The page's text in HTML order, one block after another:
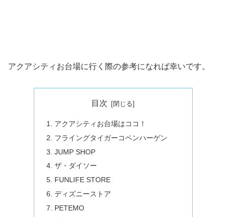
アクアシティお台場に行く際の参考になれば幸いです。
目次
アクアシティお台場はココ！
フライングタイガーコペンハーゲン
JUMP SHOP
ザ・ダイソー
FUNLIFE STORE
ディズニーストア
PETEMO